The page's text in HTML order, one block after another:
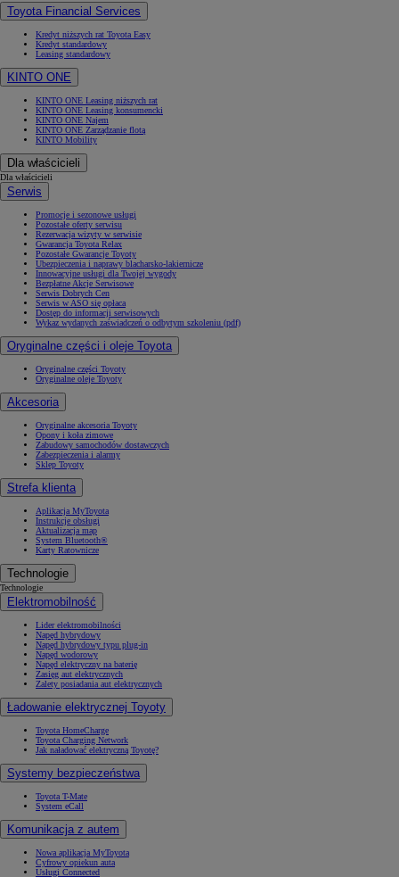
Toyota Financial Services
Kredyt niższych rat Toyota Easy
Kredyt standardowy
Leasing standardowy
KINTO ONE
KINTO ONE Leasing niższych rat
KINTO ONE Leasing konsumencki
KINTO ONE Najem
KINTO ONE Zarządzanie flotą
KINTO Mobility
Dla właścicieli
Dla właścicieli
Serwis
Promocje i sezonowe usługi
Pozostałe oferty serwisu
Rezerwacja wizyty w serwisie
Gwarancja Toyota Relax
Pozostałe Gwarancje Toyoty
Ubezpieczenia i naprawy blacharsko-lakiernicze
Innowacyjne usługi dla Twojej wygody
Bezpłatne Akcje Serwisowe
Serwis Dobrych Cen
Serwis w ASO się opłaca
Dostęp do informacji serwisowych
Wykaz wydanych zaświadczeń o odbytym szkoleniu (pdf)
Oryginalne części i oleje Toyota
Oryginalne części Toyoty
Oryginalne oleje Toyoty
Akcesoria
Oryginalne akcesoria Toyoty
Opony i koła zimowe
Zabudowy samochodów dostawczych
Zabezpieczenia i alarmy
Sklep Toyoty
Strefa klienta
Aplikacja MyToyota
Instrukcje obsługi
Aktualizacja map
System Bluetooth®
Karty Ratownicze
Technologie
Technologie
Elektromobilność
Lider elektromobilności
Napęd hybrydowy
Napęd hybrydowy typu plug-in
Napęd wodorowy
Napęd elektryczny na baterię
Zasięg aut elektrycznych
Zalety posiadania aut elektrycznych
Ładowanie elektrycznej Toyoty
Toyota HomeCharge
Toyota Charging Network
Jak naładować elektryczną Toyotę?
Systemy bezpieczeństwa
Toyota T-Mate
System eCall
Komunikacja z autem
Nowa aplikacja MyToyota
Cyfrowy opiekun auta
Usługi Connected